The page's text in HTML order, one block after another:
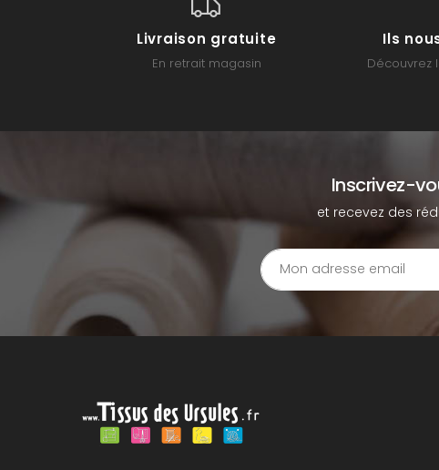
Livraison gratuite
En retrait magasin
Ils
Découvrez
Inscrivez-
et recevez des